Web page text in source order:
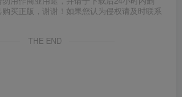
买正版，谢谢！如果您认为侵权请及时联系
THE END